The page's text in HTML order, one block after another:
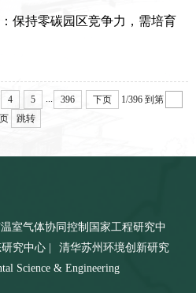
保持零碳园区竞争力，需培育
4 5 396 下页 1/396 到第
页
跳转
室气体协同控制国家工程研究中
究中心
清华苏州环境创新研究
Science & Engineering